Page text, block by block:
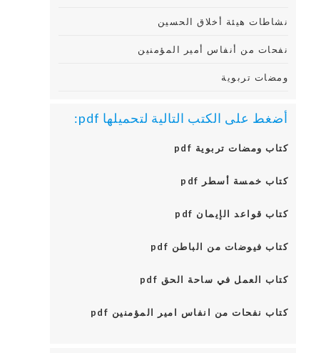
نشاطات هيئة أخلاق الحسين
نفحات من أنفاس أمير المؤمنين
ومضات تربوية
أضغط على الكتب التالية لتحميلها pdf:
كتاب ومضات تربوية pdf
كتاب خمسة أسطر pdf
كتاب قواعد الإيمان pdf
كتاب فيوضات من الباطن pdf
كتاب العمل في ساحة الحق pdf
كتاب نفحات من انفاس امير المؤمنين pdf